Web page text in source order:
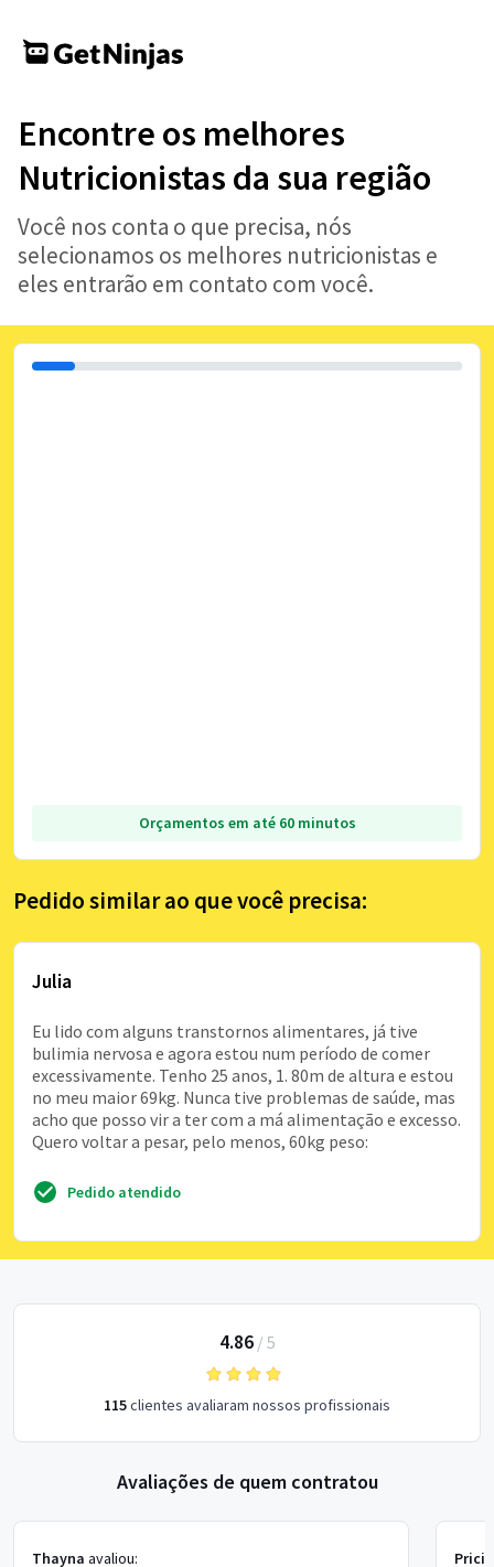
Encontre os melhores
Nutricionistas da sua região
Você nos conta o que precisa, nós
selecionamos os melhores nutricionistas e
eles entrarão em contato com você.
Orçamentos em até 60 minutos
Pedido similar ao que você precisa:
Julia
Eu lido com alguns transtornos alimentares, já tive
bulimia nervosa e agora estou num período de comer
excessivamente. Tenho 25 anos, 1. 80m de altura e estou
no meu maior 69kg. Nunca tive problemas de saúde, mas
acho que posso vir a ter com a má alimentação e excesso.
Quero voltar a pesar, pelo menos, 60kg peso:
Pedido atendido
4.86/ 5
115clientes avaliaram nossos profissionais
Avaliações de quem contratou
Thayna avaliou: